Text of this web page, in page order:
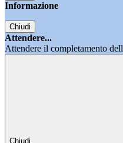
Informazione
Chiudi
Attendere...
Attendere il completamento
Chiudi